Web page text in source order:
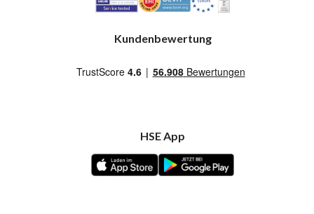
Kundenbewertung
HSE App